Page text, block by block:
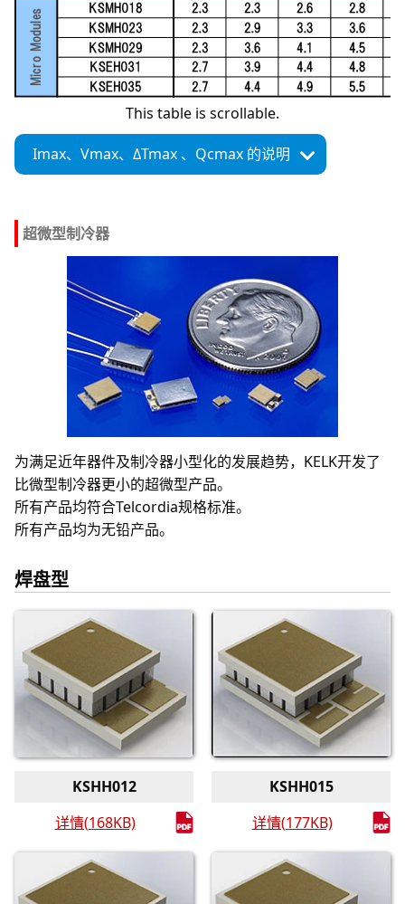
This table is scrollable.
Imax、 Vmax、 ΔTmax 、 Qcmax 的说明
超微型制冷器
为满足近年器件及制冷器小型化的发展趋势，KELK开发了
比微型制冷器更小的超微型产品。
所有产品均符合Telcordia规格标准。
所有产品均为无铅产品。
焊盘型
KSHH012
详情(168KB)
KSHH015
详情(177KB)